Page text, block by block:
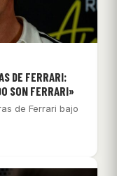
DE FERRARI:
SON FERRARI»
de Ferrari bajo